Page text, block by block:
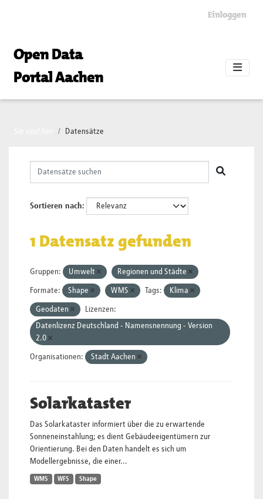
Einloggen
Open Data
Portal Aachen
Datensätze
Sortieren nach
1 Datensatz gefunden
Gruppen: Umwelt Regionen und Städte
Formate: Shape WMS Tags: Klima
Geodaten
Lizenzen:
Datenlizenz Deutschland - Namensnennung - Version
2.0
Organisationen: Stadt Aachen
Solarkataster
Das Solarkataster informiert über die zu erwartende
Sonneneinstahlung; es dient Gebäudeeigentümern zur
Orientierung. Bei den Daten handelt es sich um
Modellergebnisse, die einer...
WMS WFS Shape